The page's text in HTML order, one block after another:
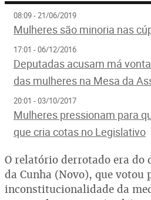
08:09 - 21/06/2019
Mulheres são minoria nas
17:01 - 06/12/2016
Deputadas acusam má
das mulheres na Mesa da
20:01 - 03/10/2017
Mulheres pressionam para
que cria cotas no Legislativo
O relatório derrotado era do
da Cunha (Novo), que votou
inconstitucionalidade da